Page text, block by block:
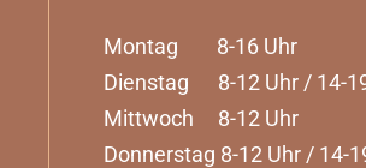
Montag 8-16 Uhr
Dienstag 8-12 Uhr / 14-
Mittwoch 8-12 Uhr
Donnerstag 8-12 Uhr / 14-